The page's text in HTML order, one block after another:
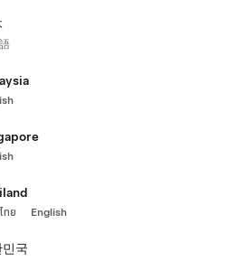
ทย English
국
a personas de todos los niveles. Si
únete a nosotros para resolver la
de ingeniería, fabricación y